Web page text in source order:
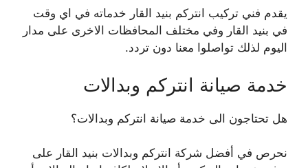
يقدم فني تركيب انتركم بنيد القار خدماته في اي وقت
في بنيد القار وفي مختلف المحافظات الاخرى على مدار
اليوم لذلك تواصلوا معنا دون تردد.
خدمة صيانة انتركم وبدالات
هل تحتاجون الى خدمة صيانة انتركم وبدالات؟
نحرص في أفضل شركة انتركم وبدالات بنيد القار على